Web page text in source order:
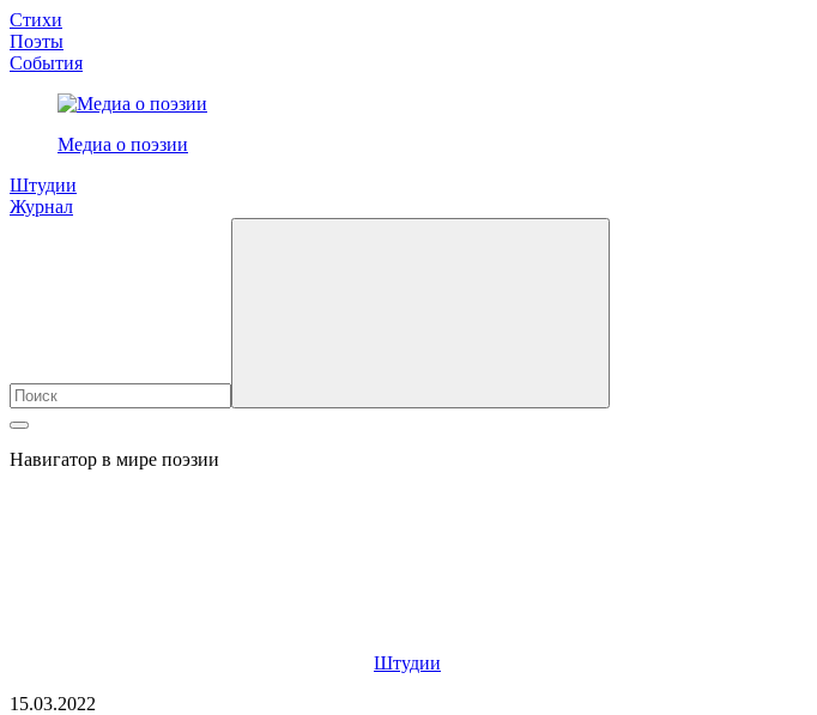
Стихи
Поэты
События
Медиа о поэзии
Штудии
Журнал
Навигатор в мире поэзии
Штудии
15.03.2022